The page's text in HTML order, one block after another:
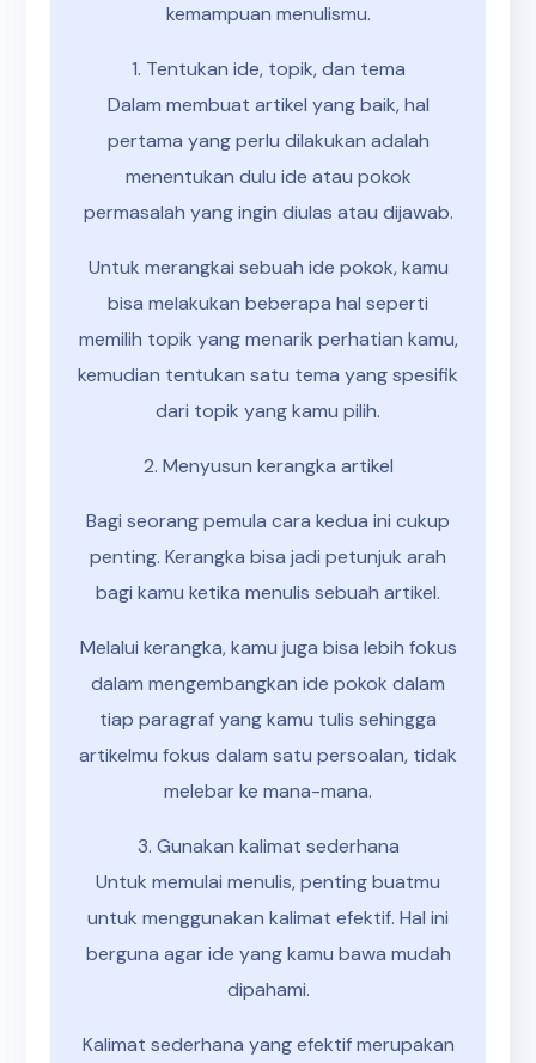
kemampuan menulismu.
1. Tentukan ide, topik, dan tema
Dalam membuat artikel yang baik, hal
pertama yang perlu dilakukan adalah
menentukan dulu ide atau pokok
permasalah yang ingin diulas atau dijawab.
Untuk merangkai sebuah ide pokok, kamu
bisa melakukan beberapa hal seperti
memilih topik yang menarik perhatian kamu,
kemudian tentukan satu tema yang spesifik
dari topik yang kamu pilih.
2. Menyusun kerangka artikel
Bagi seorang pemula cara kedua ini cukup
penting. Kerangka bisa jadi petunjuk arah
bagi kamu ketika menulis sebuah artikel.
Melalui kerangka, kamu juga bisa lebih fokus
dalam mengembangkan ide pokok dalam
tiap paragraf yang kamu tulis sehingga
artikelmu fokus dalam satu persoalan, tidak
melebar ke mana-mana.
3. Gunakan kalimat sederhana
Untuk memulai menulis, penting buatmu
untuk menggunakan kalimat efektif. Hal ini
berguna agar ide yang kamu bawa mudah
dipahami.
Kalimat sederhana yang efektif merupakan